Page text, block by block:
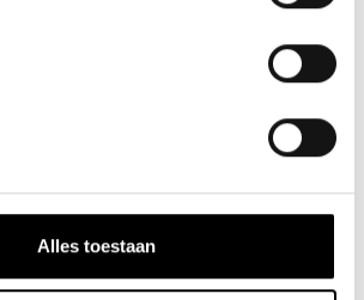
Alles toestaan